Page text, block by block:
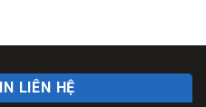
LIÊN HỆ